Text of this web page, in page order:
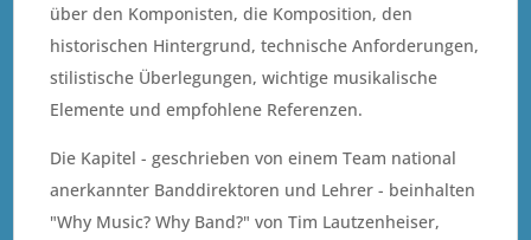
über den Komponisten, die Komposition, den
historischen Hintergrund, technische Anforderungen,
stilistische Überlegungen, wichtige musikalische
Elemente und empfohlene Referenzen.
Die Kapitel - geschrieben von einem Team national
anerkannter Banddirektoren und Lehrer - beinhalten
"Why Music? Why Band?" von Tim Lautzenheiser,